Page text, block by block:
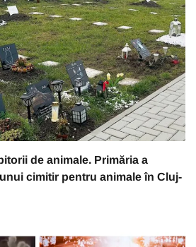
de animale. Primăria a
cimitir pentru animale în Cluj-